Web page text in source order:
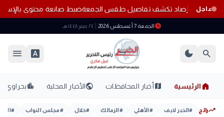
عاجل
المناطق.. الأرصاد تكشف تفاصيل طقس الجمعةضبط صانعة محتوى
scheduleالجمعة 7 أغسطس 2026 ٢٤ صفر ١٤٤٨ هـ
search
dark_mode
font_download
menu
home الرئيسية mapأخبار المحافظات publicالأخبار المحلية location_cityبحراوي
trending_upرائج #الخبر لايف #الأهلي #الزمالك #خلال #مجلس النواب #